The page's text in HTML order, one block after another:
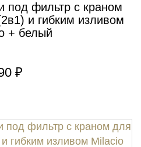
под фильтр с краном
и гибким изливом
+ белый
₽